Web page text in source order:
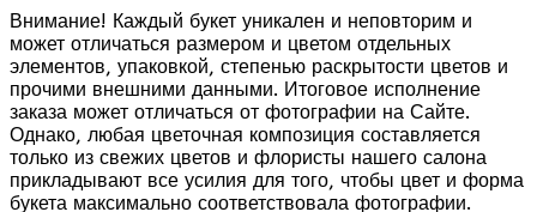
Внимание! Каждый букет уникален и неповторим и
может отличаться размером и цветом отдельных
элементов, упаковкой, степенью раскрытости цветов и
прочими внешними данными. Итоговое исполнение
заказа может отличаться от фотографии на Сайте.
Однако, любая цветочная композиция составляется
только из свежих цветов и флористы нашего салона
прикладывают все усилия для того, чтобы цвет и форма
букета максимально соответствовала фотографии.